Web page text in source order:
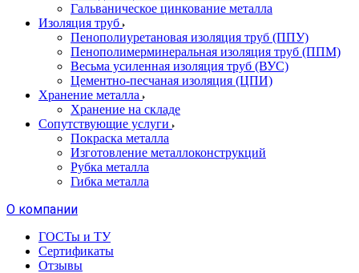
Гальваническое цинкование металла
Изоляция труб
Пенополиуретановая изоляция труб (ППУ)
Пенополимерминеральная изоляция труб (ППМ)
Весьма усиленная изоляция труб (ВУС)
Цементно-песчаная изоляция (ЦПИ)
Хранение металла
Хранение на складе
Сопутствующие услуги
Покраска металла
Изготовление металлоконструкций
Рубка металла
Гибка металла
О компании
ГОСТы и ТУ
Сертификаты
Отзывы